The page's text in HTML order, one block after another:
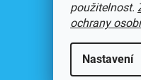
použitelnost.
ochrany
Nastavení